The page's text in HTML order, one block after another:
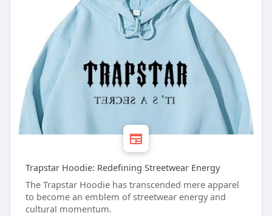
Trapstar Hoodie: Redefining Streetwear Energy
The Trapstar Hoodie has transcended mere apparel
to become an emblem of streetwear energy and
cultural momentum.